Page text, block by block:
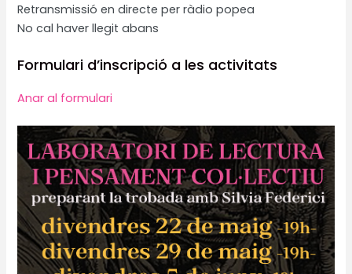
Retransmissió en directe per ràdio popea
No cal haver llegit abans
Formulari d’inscripció a les activitats
Anar al formulari